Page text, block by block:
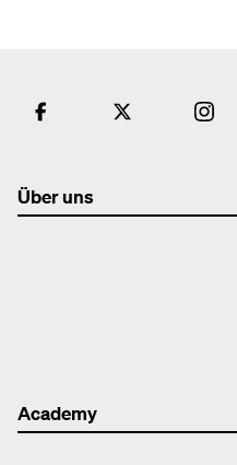
Über uns
Academy